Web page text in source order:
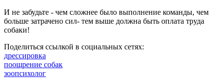
И не забудьте - чем сложнее было выполнение команды, чем
больше затрачено сил- тем выше должна быть оплата труда
собаки!
Поделиться ссылкой в социальных сетях:
дрессировка
поощрение собак
зоопсихолог